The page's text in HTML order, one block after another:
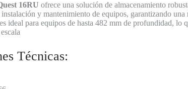
16RU ofrece una solución de almacenamiento
y mantenimiento de equipos, garantizando
ideal para equipos de hasta 482 mm de profundidad,
Técnicas: